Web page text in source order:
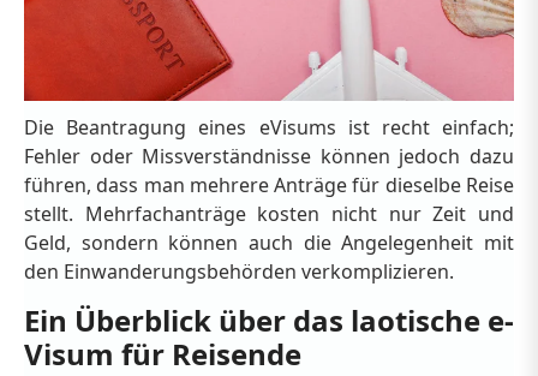
Die Beantragung eines eVisums ist recht einfach;
Fehler oder Missverständnisse können jedoch dazu
führen, dass man mehrere Anträge für dieselbe Reise
stellt. Mehrfachanträge kosten nicht nur Zeit und
Geld, sondern können auch die Angelegenheit mit
den Einwanderungsbehörden verkomplizieren.
Ein Überblick über das laotische e-
Visum für Reisende